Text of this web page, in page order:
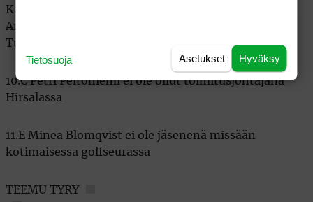
Kankkonen, Kalle Väinölä, Mika Piltz, Roope Kakko,
Antti Ahokas, Pasi Purhonen, Toni Karjalainen,
Tuomas Tuovinen
10.C Petri Peltoniemi ei ole ollut toimitusjohtajana
Hirsalassa
11.E Minea Blomqvist ei ole jäsenenä missään
kotimaisessa golfseurassa
TEEMU TYRY
Hyväksy
Asetukset
Tietosuoja